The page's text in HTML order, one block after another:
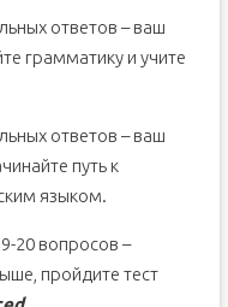
ответов – ваш
грамматику и учите
ответов – ваш
путь к
языком.
20 вопросов –
пройдите тест